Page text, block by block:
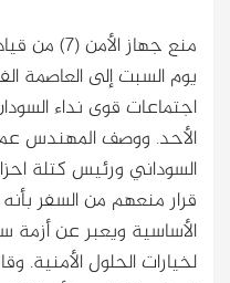
منع جهاز
يوم السبت إلى العاصمة
اجتماعات قوى نداء
الأحد. ووصف المهندس
السوداني ورئيس كتلة
قرار منعهم من السفر
الأساسية ويعبر عن أزمة
لخيارات الحلول الأمنية.